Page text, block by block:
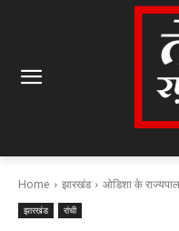
Home झारखंड ओडिशा के
झारखंड रांची